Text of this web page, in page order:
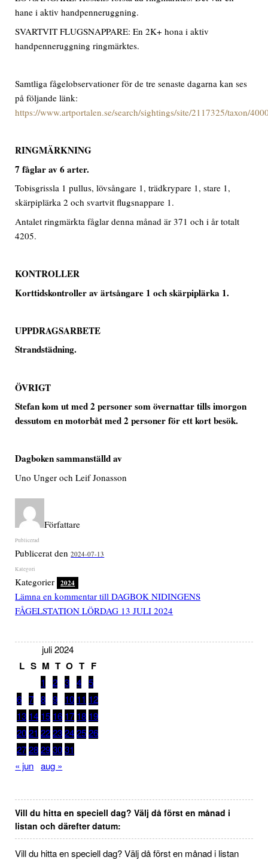
hane i aktiv handpenneruggning.
SVARTVIT FLUGSNAPPARE: En 2K+ hona i aktiv
handpenneruggning ringmärktes.
Samtliga fågelobservationer för de tre senaste dagarna kan ses
på följande länk:
https://www.artportalen.se/search/sightings/site/2117325/taxon/
RINGMÄRKNING
7 fåglar av6arter.
Tobisgrissla 1 pullus, lövsångare 1, trädkrypare 1, stare 1,
skärpiplärka 2 och svartvit flugsnappare 1.
Antalet ringmärkta fåglar denna månad är 371 och i år totalt
4205.
KONTROLLER
Korttidskontroller av ärtsångare 1 och skärpiplärka 1.
UPPDRAGSARBETE
Strandstädning.
ÖVRIGT
Stefan kom ut med 2 personer som övernattar tills imorgon
dessutom en motorbåt med 2 personer för ett kort besök.
Dagboken sammanställd av
Uno Unger och Leif Jonasson
Författare
Publicerat den2024-07-13
Kategorier 2024
Lämna en kommentar till DAGBOK NIDINGENS
FÅGELSTATION LÖRDAG 13 JULI 2024
juli 2024
L S M T O T F
1 2 3 4 5
6 7 8 9 10 11 12
13 14 15 16 17 18 19
20 21 22 23 24 25 26
27 28 29 30 31
« jun aug »
Vill du hitta en speciell dag? Välj då först en månad i
listan och därefter datum:
Vill du hitta en speciell dag? Välj då först en månad i listan